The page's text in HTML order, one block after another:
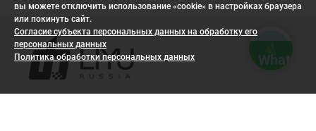
Напишите — ответим на вопросы и
вы можете отключить использование «cookie» в настройках браузера
или покинуть сайт.
Согласие субъекта персональных данных на обработку его
персональных данных
Политика обработки персональных данных